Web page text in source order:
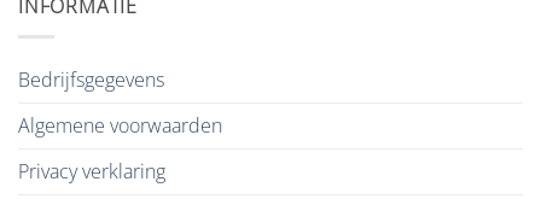
INFORMATIE
Bedrijfsgegevens
Algemene voorwaarden
Privacy verklaring